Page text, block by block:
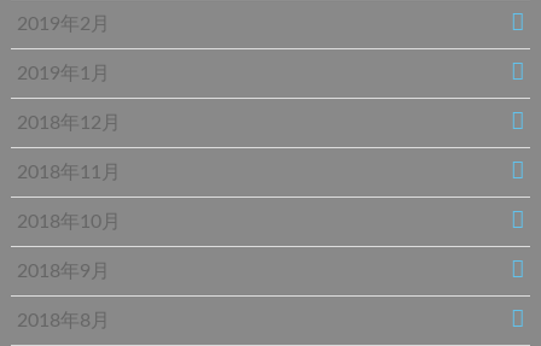
2019年2月
2019年1月
2018年12月
2018年11月
2018年10月
2018年9月
2018年8月